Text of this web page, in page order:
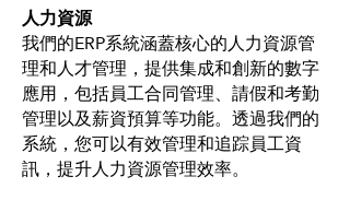
人力資源
我們的ERP系統涵蓋核心的人力資源管
理和人才管理，提供集成和創新的數字
應用，包括員工合同管理、請假和考勤
管理以及薪資預算等功能。透過我們的
系統，您可以有效管理和追踪員工資
訊，提升人力資源管理效率。